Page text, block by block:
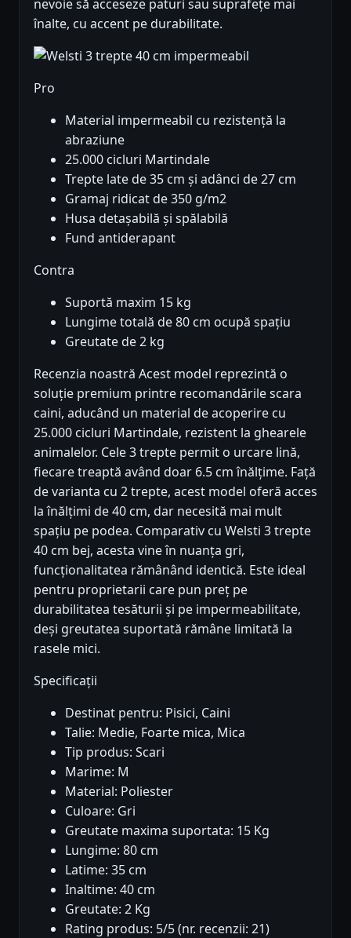
nevoie să acceseze paturi sau suprafețe mai
înalte, cu accent pe durabilitate.
Pro
Material impermeabil cu rezistență la
abraziune
25.000 cicluri Martindale
Trepte late de 35 cm și adânci de 27 cm
Gramaj ridicat de 350 g/m2
Husa detașabilă și spălabilă
Fund antiderapant
Contra
Suportă maxim 15 kg
Lungime totală de 80 cm ocupă spațiu
Greutate de 2 kg
Recenzia noastră Acest model reprezintă o
soluție premium printre recomandările scara
caini, aducând un material de acoperire cu
25.000 cicluri Martindale, rezistent la ghearele
animalelor. Cele 3 trepte permit o urcare lină,
fiecare treaptă având doar 6.5 cm înălțime. Față
de varianta cu 2 trepte, acest model oferă acces
la înălțimi de 40 cm, dar necesită mai mult
spațiu pe podea. Comparativ cu Welsti 3 trepte
40 cm bej, acesta vine în nuanța gri,
funcționalitatea rămânând identică. Este ideal
pentru proprietarii care pun preț pe
durabilitatea tesăturii și pe impermeabilitate,
deși greutatea suportată rămâne limitată la
rasele mici.
Specificații
Destinat pentru: Pisici, Caini
Talie: Medie, Foarte mica, Mica
Tip produs: Scari
Marime: M
Material: Poliester
Culoare: Gri
Greutate maxima suportata: 15 Kg
Lungime: 80 cm
Latime: 35 cm
Inaltime: 40 cm
Greutate: 2 Kg
Rating produs: 5/5 (nr. recenzii: 21)